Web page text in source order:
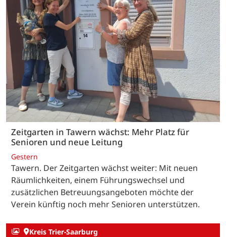
Zeitgarten in Tawern wächst: Mehr Platz für
Senioren und neue Leitung
Gestern
Tawern. Der Zeitgarten wächst weiter: Mit neuen
Räumlichkeiten, einem Führungswechsel und
zusätzlichen Betreuungsangeboten möchte der
Verein künftig noch mehr Senioren unterstützen.
Kreis Trier-Saarburg